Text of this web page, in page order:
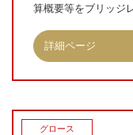
算概要等をブリッジ
詳細ページ
グロース